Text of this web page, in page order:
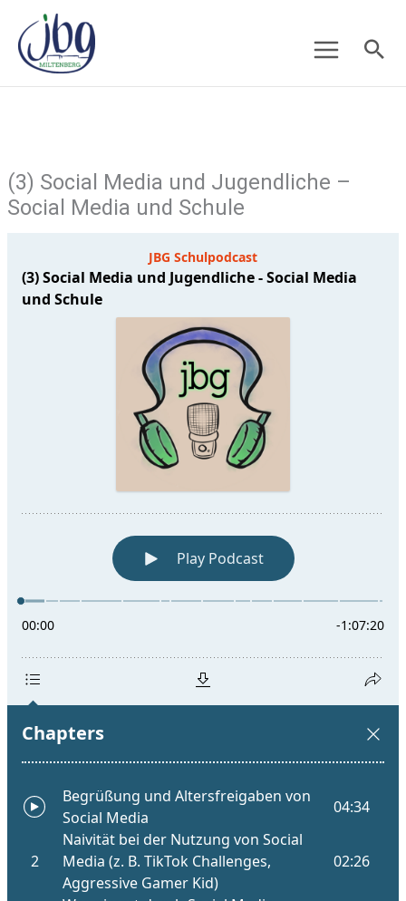
Inhalt
springen
(3) Social Media und Jugendliche –
Social Media und Schule